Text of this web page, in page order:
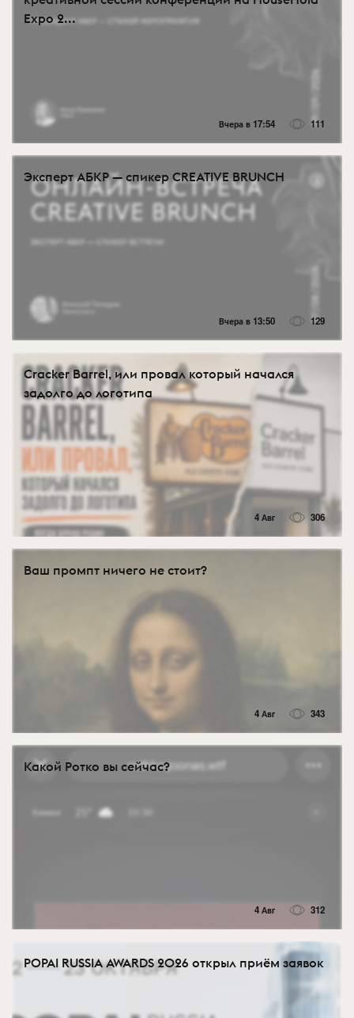
Expo 2...
Вчера в 17:54 111
Эксперт АБКР — спикер CREATIVE BRUNCH
Вчера в 13:50 129
Cracker Barrel, или провал который начался
задолго до логотипа
4 Авг 306
Ваш промпт ничего не стоит?
4 Авг 343
Какой Ротко вы сейчас?
4 Авг 312
POPAI RUSSIA AWARDS 2026 открыл приём заявок